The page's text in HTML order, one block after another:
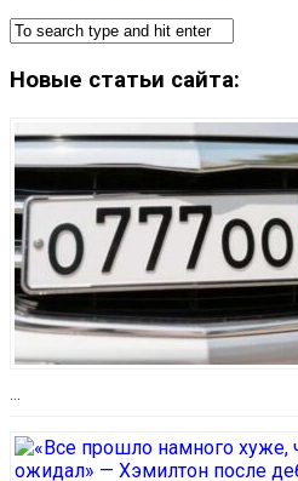
Новые статьи сайта:
…